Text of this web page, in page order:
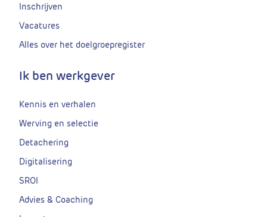
Inschrijven
Vacatures
Alles over het doelgroepregister
Ik ben werkgever
Kennis en verhalen
Werving en selectie
Detachering
Digitalisering
SROI
Advies & Coaching